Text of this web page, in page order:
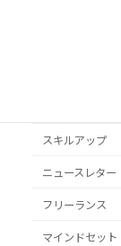
スキルアップ
ニュースレター
フリーランス
マインドセット